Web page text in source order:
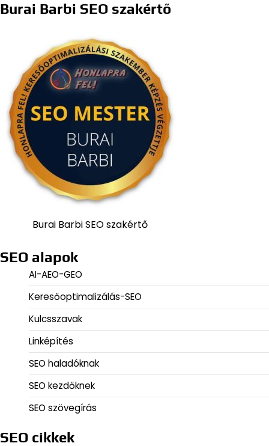
Burai Barbi SEO szakértő
Burai Barbi SEO szakértő
SEO alapok
AI-AEO-GEO
Keresőoptimalizálás-SEO
Kulcsszavak
Linképítés
SEO haladóknak
SEO kezdőknek
SEO szövegírás
SEO cikkek